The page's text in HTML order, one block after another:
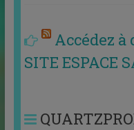
Accédez
SITE ESPACE